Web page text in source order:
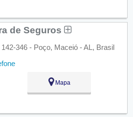
de Seguros
346 - Poço, Maceió - AL, Brasil
Mapa